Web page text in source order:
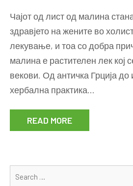
Чајот од лист од малина
здравјето на жените во
лекување, и тоа со добра
малина е растителен лек кој
векови. Од античка Грција до
хербална практика…
READ MORE